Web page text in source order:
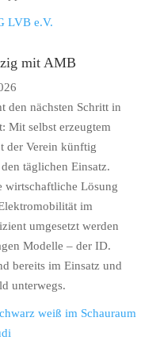
mit AMB
den nächsten Schritt in
Mit selbst erzeugtem
der Verein künftig
täglichen Einsatz.
wirtschaftliche Lösung
im
umgesetzt werden
Modelle – der ID.
bereits im Einsatz und
unterwegs.